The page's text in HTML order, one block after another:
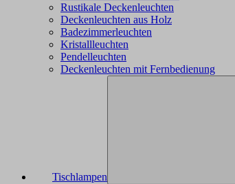
Rustikale Deckenleuchten
Deckenleuchten aus Holz
Badezimmerleuchten
Kristallleuchten
Pendelleuchten
Deckenleuchten mit Fernbedienung
Tischlampen